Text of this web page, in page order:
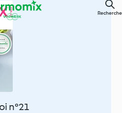
Recherche
n°21